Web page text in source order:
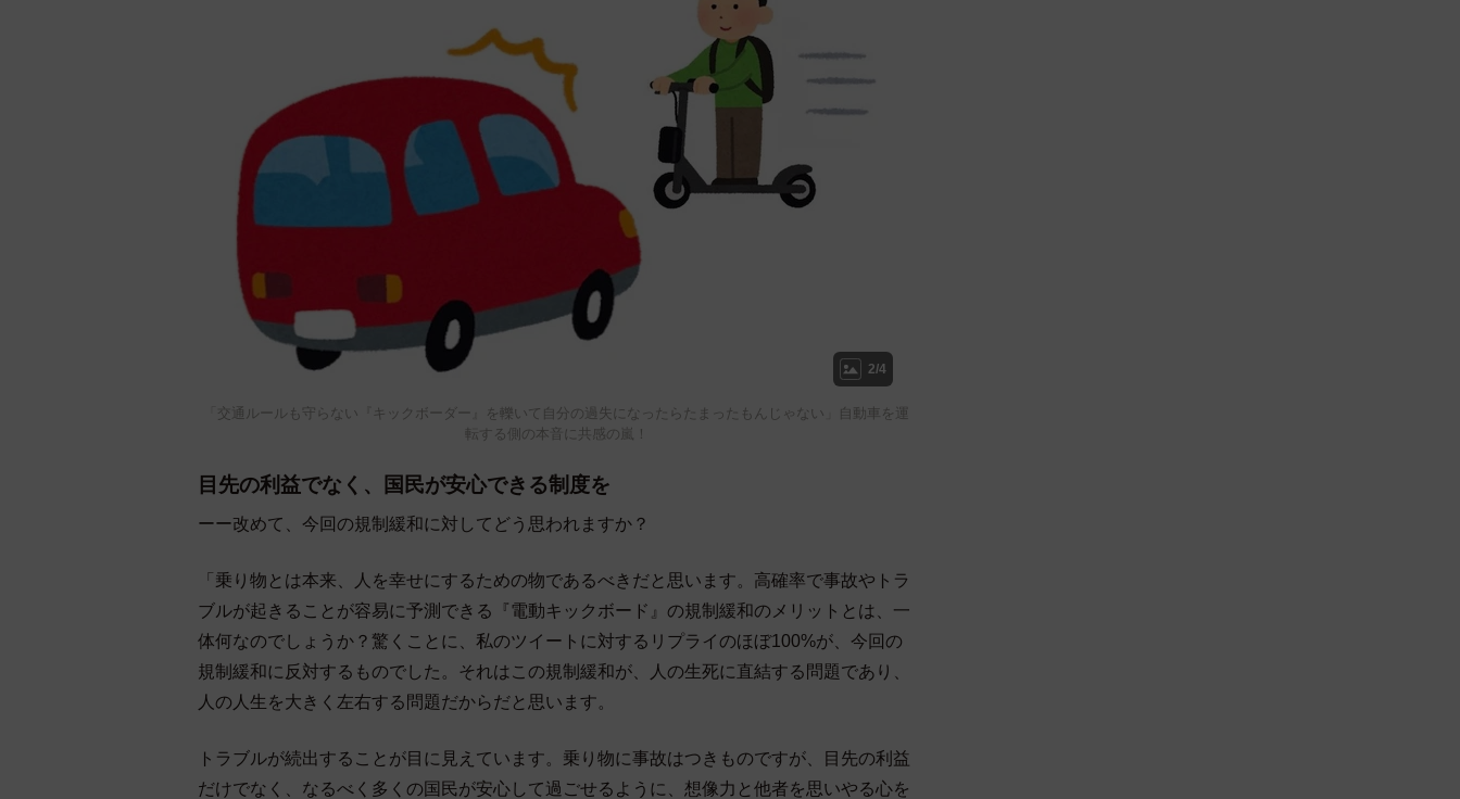
2/4
「交通ルールも守らない『キックボーダー』を轢いて自分の過失になったらたまったもんじゃない」自動車を運
転する側の本音に共感の嵐！
目先の利益でなく、国民が安心できる制度を
ーー改めて、今回の規制緩和に対してどう思われますか？
「乗り物とは本来、人を幸せにするための物であるべきだと思います。高確率で事故やトラ
ブルが起きることが容易に予測できる『電動キックボード』の規制緩和のメリットとは、一
体何なのでしょうか？驚くことに、私のツイートに対するリプライのほぼ100%が、今回の
規制緩和に反対するものでした。それはこの規制緩和が、人の生死に直結する問題であり、
人の人生を大きく左右する問題だからだと思います。
トラブルが続出することが目に見えています。乗り物に事故はつきものですが、目先の利益
だけでなく、なるべく多くの国民が安心して過ごせるように、想像力と他者を思いやる心を